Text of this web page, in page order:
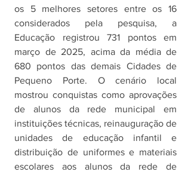
os 5 melhores setores entre os 16
considerados pela pesquisa, a
Educação registrou 731 pontos em
março de 2025, acima da média de
680 pontos das demais Cidades de
Pequeno Porte. O cenário local
mostrou conquistas como aprovações
de alunos da rede municipal em
instituições técnicas, reinauguração de
unidades de educação infantil e
distribuição de uniformes e materiais
escolares aos alunos da rede de